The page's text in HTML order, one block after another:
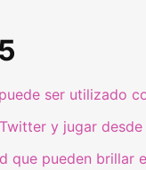
ser utilizado
y jugar
que pueden brillar